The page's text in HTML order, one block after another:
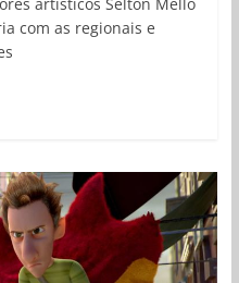
artísticos Selton Mello
com as regionais e